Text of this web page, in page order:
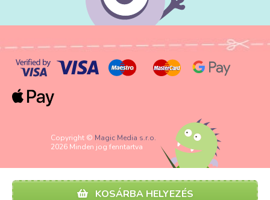
KOSÁRBA HELYEZÉS
Copyright © Magic Media s.r.o.
2026 Minden jog fenntartva